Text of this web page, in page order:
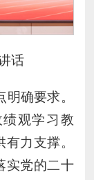
话
确要求。
观学习教
力支撑。
实党的二十